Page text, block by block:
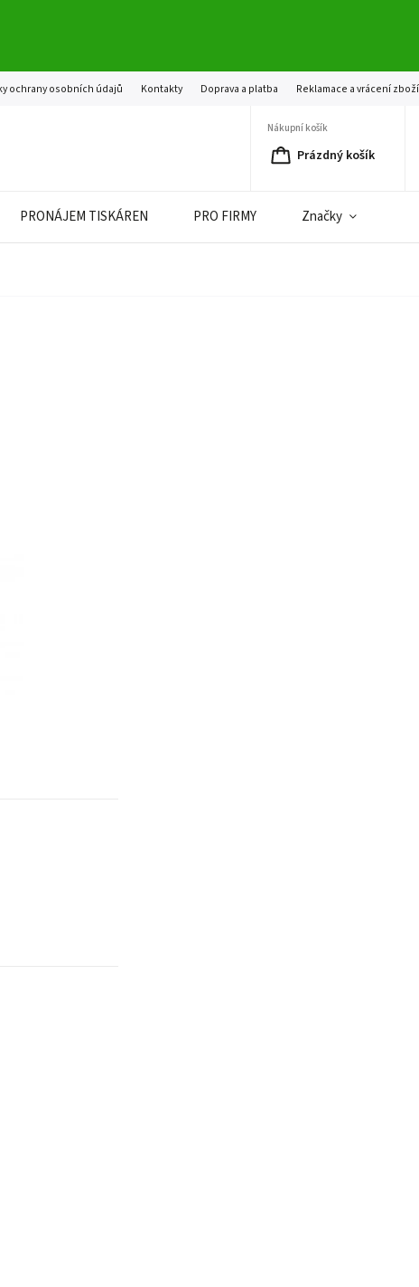
ochrany osobních údajů Kontakty Doprava a platba Reklamace a vrácení zboží
Nákupní košík
Prázdný košík
PRONÁJEM TISKÁREN PRO FIRMY Značky